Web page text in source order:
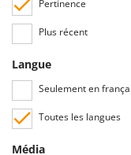
Snapper
Solidur
Spice Electronics
Pertinence
Plus récent
Langue
Seulement en
Toutes les langues
Média